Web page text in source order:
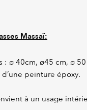
Massaï:
: ø 40cm, ø45 cm, ø 50
peinture époxy.
à un usage